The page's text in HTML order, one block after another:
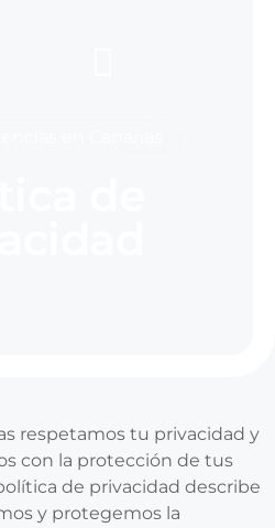
respetamos tu privacidad y
con la protección de tus
de privacidad describe
y protegemos la